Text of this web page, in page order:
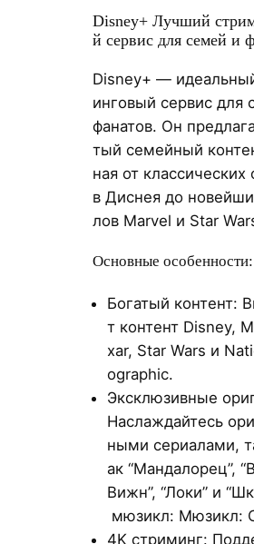
Disney+ Лучший
й сервис для семей и
Disney+ —
инговый сервис для
фанатов. Он
тый семейный
ная от
в Диснея до
лов Marvel и Star
Основные особенности:
Богатый контент:
т контент Disney,
xar, Star Wars и
ographic.
Эксклюзивные
Наслаждайтесь
ными сериалами,
ак “Мандалорец”,
Вижн”, “Локи” и
мюзикл: Мюзикл:
4K стриминг: